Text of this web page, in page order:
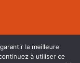
la meilleure
à utiliser ce